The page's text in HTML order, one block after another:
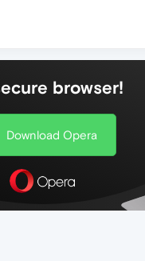
browser!
Download Opera